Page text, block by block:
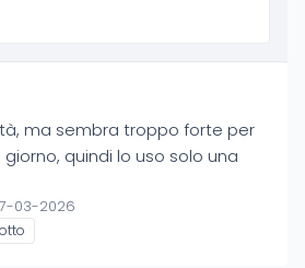
ma sembra troppo forte per
quindi lo uso solo una
03-2026